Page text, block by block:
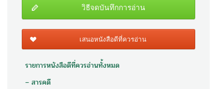
วิธีจดบันทึกการอ่าน
เสนอหนังสือดีที่ควรอ่าน
รายการหนังสือดีที่ควรอ่านทั้งหมด
– สารคดี